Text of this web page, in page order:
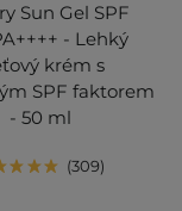
Sun Gel SPF
- Lehký
krém s
SPF faktorem
- 50 ml
309